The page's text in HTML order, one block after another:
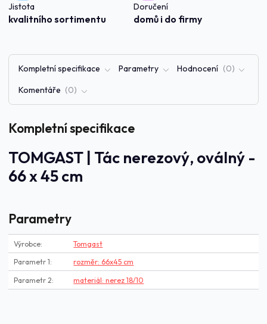
Jistota
kvalitního sortimentu
Doručení
domů i do firmy
Kompletní specifikace Parametry Hodnocení 0
Komentáře 0
Kompletní specifikace
TOMGAST | Tác nerezový, oválný -
66 x 45 cm
Parametry
Výrobce Tomgast
Parametr 1 rozměr: 66x45 cm
Parametr 2 materiál: nerez 18/10